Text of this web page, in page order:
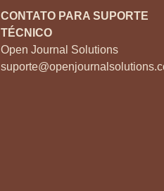
CONTATO PARA SUPORTE
TÉCNICO
Open Journal Solutions